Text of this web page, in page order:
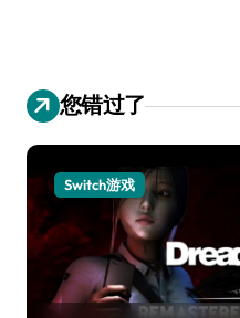
您错过了
Switch游戏